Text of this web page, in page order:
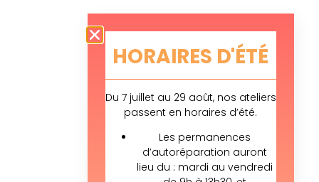
HORAIRES D'ÉTÉ
Du 7 juillet au 29 août, nos ateliers
passent en horaires d’été.
Les permanences
d’autoréparation auront
lieu du : mardi au vendredi